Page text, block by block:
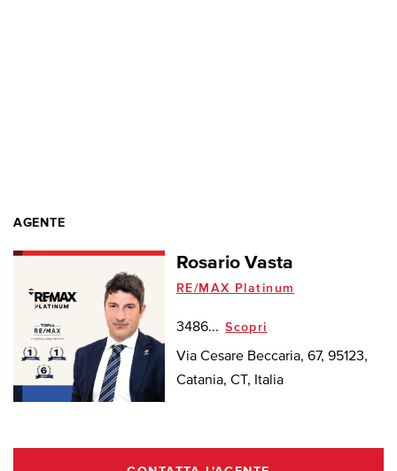
AGENTE
Rosario Vasta
RE/MAX Platinum
3486... Scopri
Via Cesare Beccaria, 67, 95123,
Catania, CT, Italia